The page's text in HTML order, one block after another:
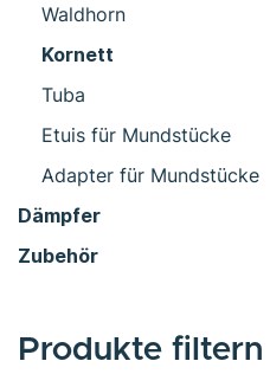
Waldhorn
Kornett
Tuba
Etuis für Mundstücke
Adapter für Mundstücke
Dämpfer
Zubehör
Produkte filtern